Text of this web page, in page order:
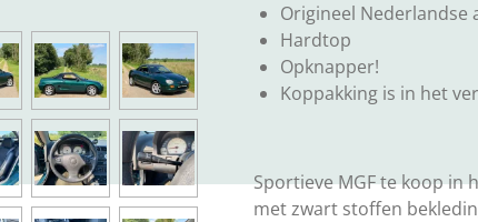
Origineel Nederlandse
Hardtop
Opknapper!
Koppakking is in het
Sportieve MGF te koop in
met zwart stoffen